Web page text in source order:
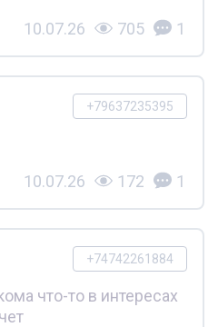
10.07.26 705 1
+79637235395
10.07.26 172 1
+74742261884
что-то в интересах